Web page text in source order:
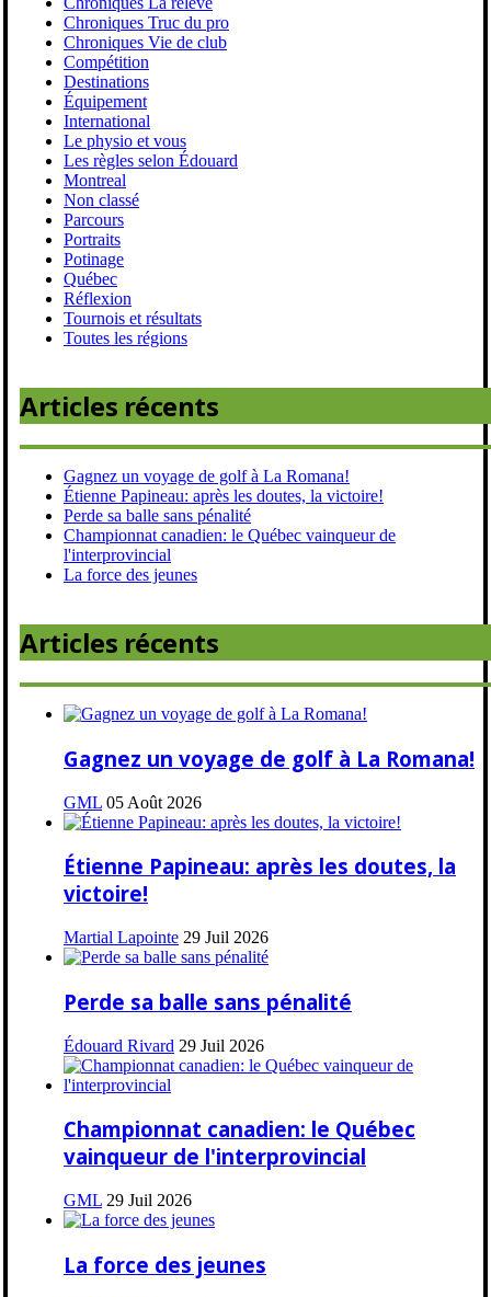
Chroniques Truc du pro
Chroniques Vie de club
Compétition
Destinations
Équipement
International
Le physio et vous
Les règles selon Édouard
Montreal
Non classé
Parcours
Portraits
Potinage
Québec
Réflexion
Tournois et résultats
Toutes les régions
Articles récents
Gagnez un voyage de golf à La Romana!
Étienne Papineau: après les doutes, la victoire!
Perde sa balle sans pénalité
Championnat canadien: le Québec vainqueur de
l'interprovincial
La force des jeunes
Articles récents
Gagnez un voyage de golf à La Romana!
GML 05 Août 2026
Étienne Papineau: après les doutes, la
victoire!
Martial Lapointe 29 Juil 2026
Perde sa balle sans pénalité
Édouard Rivard 29 Juil 2026
Championnat canadien: le Québec
vainqueur de l'interprovincial
GML 29 Juil 2026
La force des jeunes